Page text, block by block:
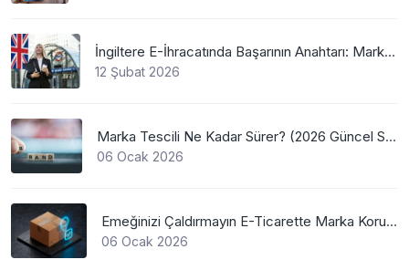
İngiltere E-İhracatında Başarının Anahtarı: Marka Tescili
12 Şubat 2026
Marka Tescili Ne Kadar Sürer? (2026 Güncel Süreler)
06 Ocak 2026
Emeğinizi Çaldırmayın E-Ticarette Marka Koruma
06 Ocak 2026